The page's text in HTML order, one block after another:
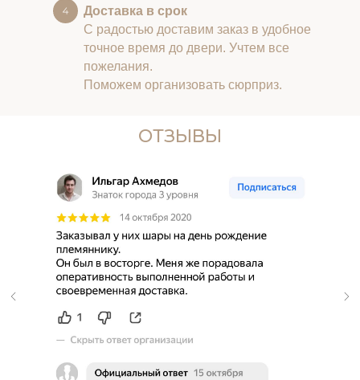
Доставка в срок
С радостью доставим заказ в удобное
точное время до двери. Учтем все
пожелания.
Поможем организовать сюрприз.
ОТЗЫВЫ